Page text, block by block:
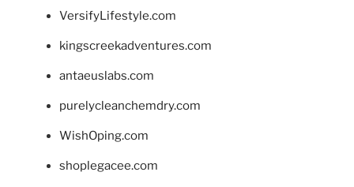
VersifyLifestyle.com
kingscreekadventures.com
antaeuslabs.com
purelycleanchemdry.com
WishOping.com
shoplegacee.com